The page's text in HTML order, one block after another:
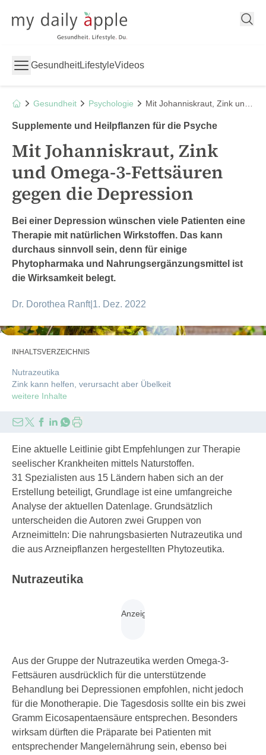
My Daily Apple
GesundheitLifestyleVideos
Gesundheit Psychologie
Supplemente und Heilpflanzen für die Psyche
Mit Johanniskraut, Zink
und Omega-3-Fettsäuren
gegen die Depression
Bei einer Depression wünschen viele Patienten eine
Therapie mit natürlichen Wirkstoffen. Das kann
durchaus sinnvoll sein, denn für einige
Phytopharmaka und Nahrungsergänzungsmittel ist
die Wirksamkeit belegt.
Dr. Dorothea Ranft| 1. Dez. 2022
Madeleine_Steinbach/gettyimages
INHALTSVERZEICHNIS
Nutrazeutika
Zink kann helfen, verursacht aber Übelkeit
weitere Inhalte
Eine aktuelle Leitlinie gibt Empfehlungen zur Therapie
seelischer Krankheiten mittels Naturstoffen.
31 Spezialisten aus 15 Ländern haben sich an der
Erstellung beteiligt, Grundlage ist eine umfangreiche
Analyse der aktuellen Datenlage. Grundsätzlich
unterscheiden die Autoren zwei Gruppen von
Arzneimitteln: Die nahrungsbasierten ­Nutrazeutika und
die aus Arzneipflanzen hergestellten ­Phytozeutika.
Nutrazeutika
Aus der Gruppe der Nutrazeutika werden Omega-3-
Fettsäuren ausdrücklich für die unterstützende
Behandlung bei Depressionen empfohlen, nicht jedoch
für die Monotherapie. Die Tagesdosis sollte ein bis zwei
Gramm Eicosapentaensäure entsprechen. Besonders
wirksam dürften die Präparate bei Patienten mit
entsprechender Mangelernährung sein, ebenso bei